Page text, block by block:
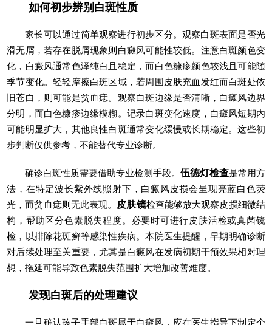
如何初步辨别白斑性质
家长可以通过简单观察进行初步区分。观察白斑表面是否光
滑无屑，若存在脱屑现象则白癜风可能性较低。注意白斑颜色变
化，白癜风通常色泽纯白且稳定，而白色糠疹颜色较浅且可能随
季节变化。轻轻摩擦白斑区域，若周围皮肤充血发红而白斑处依
旧苍白，则可能是贫血痣。观察白斑边缘是否清晰，白癜风边界
分明，而白色糠疹边缘模糊。记录白斑变化速度，白癜风短期内
可能明显扩大，其他良性白斑通常变化缓慢或长期稳定。这些初
步判断仅供参考，不能替代专业诊断。
确诊白斑性质需要借助专业检测手段。 伍德灯检查是常用方
法，在特定波长紫外线照射下，白癜风皮损会呈现亮蓝白色荧
光，而贫血痣则无此表现。 皮肤镜检查能够放大观察皮损细微结
构，帮助区分色素脱失程度。必要时可进行皮肤活检或真菌镜
检，以排除花斑癣等感染性疾病。本院医生提醒，早期明确诊断
对后续处理至关重要，尤其是白癜风在发病初期干预效果相对理
想，拖延可能导致色素脱失范围扩大增加改善难度。
发现白斑后的处理建议
一旦确认孩子手部白斑属于白癜风，应在医生指导下制定个